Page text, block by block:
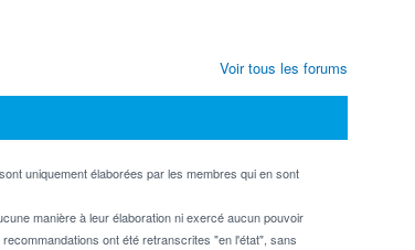
uniquement élaborées par les membres qui en sont
manière à leur élaboration ni exercé aucun pouvoir
ont été retranscrites "en l'état", sans
Voir tous les forums